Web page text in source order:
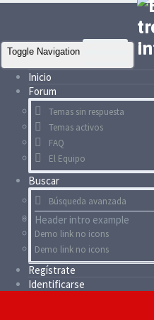
Toggle Navigation
Inicio
Forum
Temas sin respuesta
Temas activos
FAQ
El Equipo
Buscar
Búsqueda avanzada
Header intro example
Demo link no icons
Demo link no icons
Regístrate
Identificarse